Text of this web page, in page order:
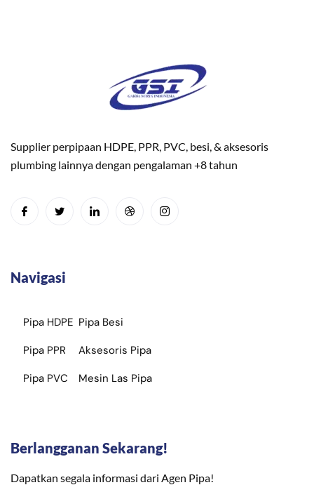
Supplier perpipaan HDPE, PPR, PVC, besi, & aksesoris
plumbing lainnya dengan pengalaman +8 tahun
Navigasi
Pipa HDPE
Pipa PPR
Pipa PVC
Pipa Besi
Aksesoris Pipa
Mesin Las Pipa
Berlangganan Sekarang!
Dapatkan segala informasi dari Agen Pipa!